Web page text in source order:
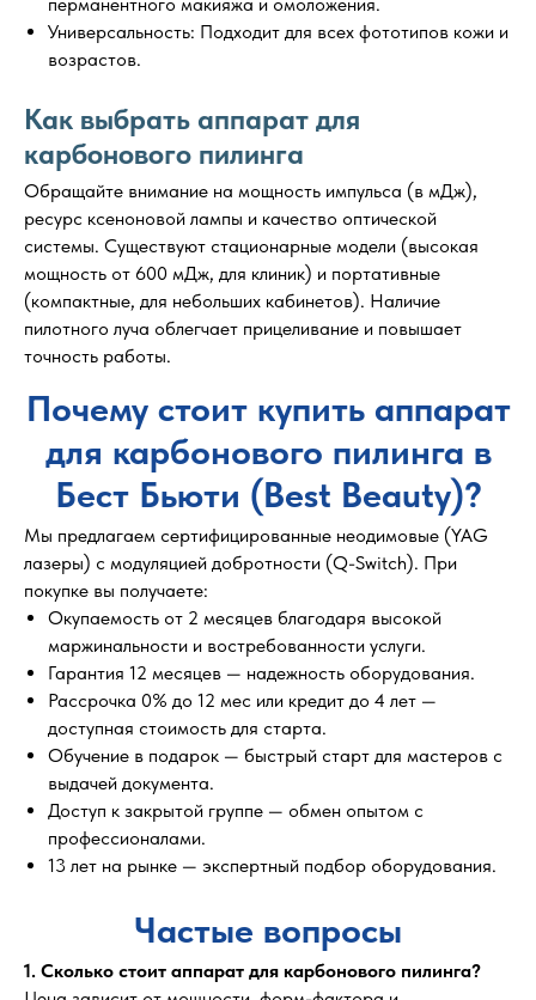
Универсальность: Подходит для всех фототипов кожи и
возрастов.
Как выбрать аппарат для
карбонового пилинга
Обращайте внимание на мощность импульса (в мДж),
ресурс ксеноновой лампы и качество оптической
системы. Существуют стационарные модели (высокая
мощность от 600 мДж, для клиник) и портативные
(компактные, для небольших кабинетов). Наличие
пилотного луча облегчает прицеливание и повышает
точность работы.
Почему стоит купить аппарат
для карбонового пилинга в
Бест Бьюти (Best Beauty)?
Мы предлагаем сертифицированные неодимовые (YAG
лазеры) с модуляцией добротности (Q-Switch). При
покупке вы получаете:
Окупаемость от 2 месяцев благодаря высокой
маржинальности и востребованности услуги.
Гарантия 12 месяцев — надежность оборудования.
Рассрочка 0% до 12 мес или кредит до 4 лет —
доступная стоимость для старта.
Обучение в подарок — быстрый старт для мастеров с
выдачей документа.
Доступ к закрытой группе — обмен опытом с
профессионалами.
13 лет на рынке — экспертный подбор оборудования.
Частые вопросы
1. Сколько стоит аппарат для карбонового пилинга?